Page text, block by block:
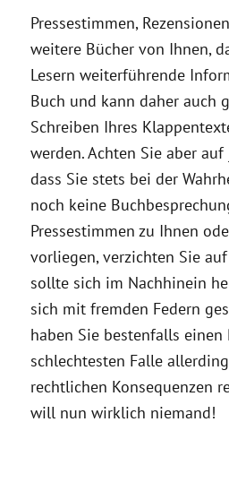
Pressestimmen,
weitere Bücher von Ihnen,
Lesern weiterführende
Buch und kann daher auch
Schreiben Ihres
werden. Achten Sie aber
dass Sie stets bei der
noch keine
Pressestimmen zu Ihnen
vorliegen, verzichten Sie
sollte sich im Nachhinein
sich mit fremden Federn
haben Sie bestenfalls einen
schlechtesten Falle
rechtlichen Konsequenzen
will nun wirklich niemand!